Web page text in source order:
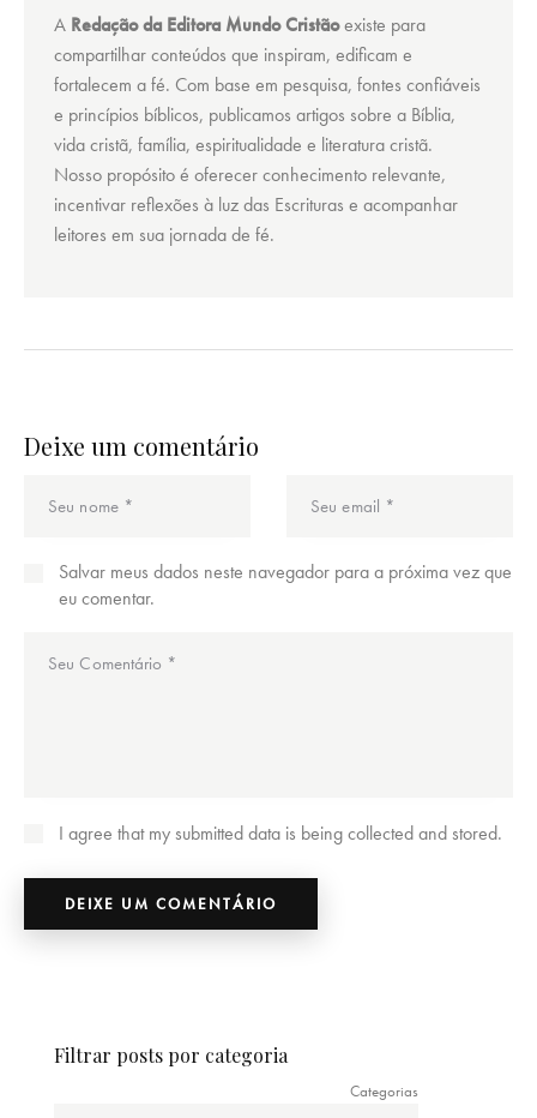
A Redação da Editora Mundo Cristãoexiste para
compartilhar conteúdos que inspiram, edificam e
fortalecem a fé. Com base em pesquisa, fontes confiáveis
e princípios bíblicos, publicamos artigos sobre a Bíblia,
vida cristã, família, espiritualidade e literatura cristã.
Nosso propósito é oferecer conhecimento relevante,
incentivar reflexões à luz das Escrituras e acompanhar
leitores em sua jornada de fé.
Deixe um comentário
Salvar meus dados neste navegador para a próxima vez que
eu comentar.
I agree that my submitted data is being collected and stored.
Filtrar posts por categoria
Categorias